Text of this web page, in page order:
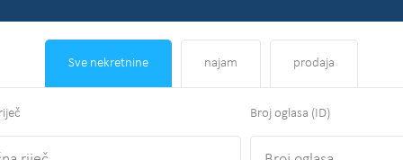
Sve nekretnine najam prodaja
Broj oglasa (ID)